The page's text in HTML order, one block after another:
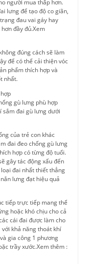
người mua thấp hơn.
lưng để tạo độ co giãn,
đau vai gáy hay
đầy đủ.Xem
đúng cách sẽ làm
để có thể cải thiện vóc
phẩm thích hợp và
nhất.
gù lưng phù hợp
sắm đai gù lưng dưới
của trẻ con khác
đai đeo chống gù lưng
hợp có từng độ tuổi.
gây tác động xấu đến
đai nhất thiết thẳng
lưng đạt hiệu quả
tiếp trực tiếp mang thể
hoặc khó chịu cho cả
cái đai được làm cho
khả năng thoát khí
gia công 1 phương
trầy xước.Xem thêm :